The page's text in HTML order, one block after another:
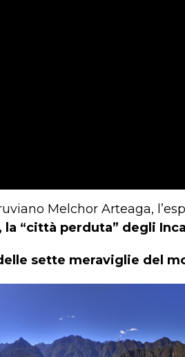
Melchor Arteaga,
la “città perduta” degli Inca
sette meraviglie del